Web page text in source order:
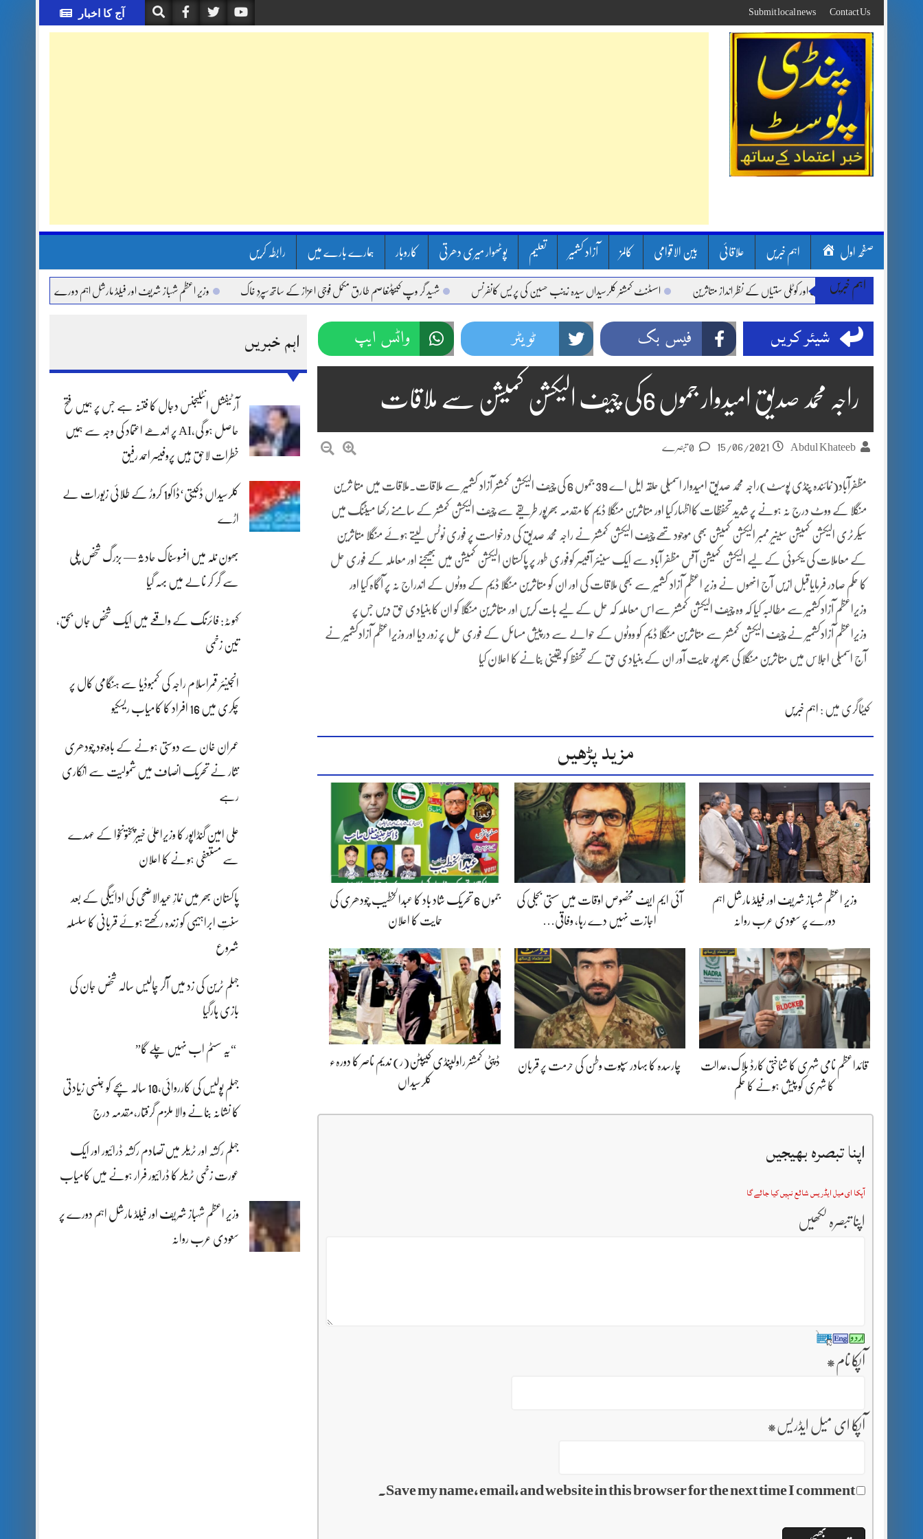
to
content
آج کا اخبار Contact Us
Submit local news
صفحہ اول اہم خبریں علاقائی بین الاقوامی کالمز آزاد کشمیر تعلیم پوٹھوار میری دھرتی کاروبار ہمارے بارے میں رابطہ کریں
اہم خبریں
بارشیں، لینڈ سلائیڈنگ اور کوٹلی ستیاں کے نظر انداز متاثرین اسسٹنٹ کمشنر کلرسیداں سیدہ زینب حسین کی پریس کانفرنس شہید گر وپ کیپٹنعاصم طارق مکمل فوجی اعزاز کے ساتھ سپردِ خاک وزیر اعظم شہباز شریف اور فیلڈ مارشل اہم دورے پر سعودی عرب روانہ
اہم خبریں
آرٹیفشل انٹلیجنس دجال کا فتنہ ہے جس پر ہمیں فتح
حاصل ہو گی،AI پر اندھے اعتماد کی وجہ سے ہمیں
خطرات لاحق ہیں پروفیسر احمد رفیق
کلرسیداں ڈکیتی‘ڈاکو1 کروڑ کے طلائی زیورات لے
اڑے
بھون نلہ میں افسوسناک حادثہ — بزرگ شخص پلی
سے گر کر نالے میں بہہ گیا
کہوٹہ: فائرنگ کے واقعے میں ایک شخص جاں بحق،
تین زخمی
انجینئر قمراسلام راجہ کی کمبوڈیا سے ہنگامی کال پر
چکری میں 16 افراد کا کامیاب ریسکیو
عمران خان سے دوستی ہونے کے باوجود چودھری
نثار نے تحریک انصاف میں شمولیت سے انکاری
رہے
علی امین گنڈاپور کا وزیراعلیٰ خیبرپختونخوا کے عہدے
سے مستعفی ہونے کا اعلان
پاکستان بھر میں نمازِ عیدالاضحی کی ادائیگی کے بعد
سنتِ ابراہیمی کو زندہ رکھتے ہوئے قربانی کا سلسلہ
شروع
جہلم ٹرین کی زد میں آکر چالیس سالہ شخص جان کی
بازی ہارگیا
“یہ سسٹم اب نہیں چلے گا”
جہلم پولیس کی کارروائی،10 سالہ بچے کو جنسی زیادتی
کا نشانہ بنانے والا ملزم گرفتار،مقدمہ درج
جہلم رکشہ اور ٹریلر میں تصادم رکشہ ڈرائیور اور ایک
عورت زخمی ٹریلر کا ڈرائیور فرار ہونے میں کامیاب
وزیر اعظم شہباز شریف اور فیلڈ مارشل اہم دورے پر
سعودی عرب روانہ
شیئر کریں فیس بک ٹویٹر واٹس ایپ
راجہ محمد صدیق امیدوار جموں 6کی چیف الیکشن کمیشن سے ملاقات
Abdul Khateeb
15/06/2021
مظفرآباد(نمائندہ پنڈی پوسٹ)راجہ محمد صدیق امیدوار اسمبلی حلقہ ایل اے 39 جموں 6 کی چیف الیکشن کمشنر آزاد کشمیر سے ملاقات۔ملاقات میں متا ثر ین
منگلا کے ووٹ درج نہ ہونے پر شدید تحفظات کااظہار کیا اور متاثرین منگلا ڈیم کا مقدمہ بھرپور طریقے سے چیف الیکشن کمشنر کے سامنے رکھا میٹنگ میں
سیکرٹری الیکشن کمیشن سینیر ممبر الیکشن کمیشن بھی موجود تھے چیف الیکشن کمشنر نے راجہ محمد صدیق کی درخواست پر فوری نوٹس لیتے ہوئے منگلا متاثرین
کے معاملات کی یکسوئی کے لیے الیکشن کمیشن آفس مظفر آباد سے ایک سینئر آفیسر کوفوری طور پر پاکستان الیکشن کمیشن میں بھیجنے اور معاملہ کے فوری حل
کا حکم صادر فرمایاقبل ازیں آج انھوں نے وزیر اعظم آزاد کشمیر سے بھی ملاقات کی اور ان کو متاثرین منگلا ڈیم کے ووٹوں کے اندراج نہ پر آگاہ کیا اور
وزیراعظم آزادکشمیر سے مطالبہ کیا کہ وہ چیف الیکشن کمشنر سےاس معاملہ کہ حل کے لیے بات کریں اور متاثرین منگلا کو ان کا بنیادی حق دیں جس پر
وزیراعظم آزادکشمیر نے چیف الیکشن کمشنر سے متاثرین منگلا ڈیم کو ووٹوں کے حوالے سے درپیش مسائل کے فوری حل پر زور دیا اور وزیراعظم آزادکشمیر نے
آج اسمبلی اجلاس میں متاثرین منگلا کی بھرپور حمایت آور ان کے بنیادی حق کے تحفظ کو یقینی بنانے کا اعلان کیا
کیٹاگری میں : اہم خبریں
مزید پڑھیں
وزیر اعظم شہباز شریف اور فیلڈ مارشل اہم
دورے پر سعودی عرب روانہ
آئی ایم ایف مخصوص اوقات میں سستی بجلی کی
اجازت نہیں دے رہا، وفاقی…
جموں 6 تحریک شاد باد کا عبدالخطیب چودھری کی
حمایت کا اعلان
قائداعظم نامی شہری کا شناختی کارڈ بلاک،عدالت
کا شہری کو پیش ہونے کا حکم
چارسدہ کا بہادر سپوت وطن کی حرمت پر قربان
ڈپٹی کمشنر راولپنڈی کیپٹن(ر) ندیم ناصر کا دورہء
کلرسیداں
اپنا تبصرہ بھیجیں
آپکا ای میل ایڈریس شائع نہیں کیا جائے گا
اپنا تبصرہ لکھیں
آپکا نام *
آپکا ای میل ایڈریس *
Save my name, email, and website in this browser for the next time I comment.